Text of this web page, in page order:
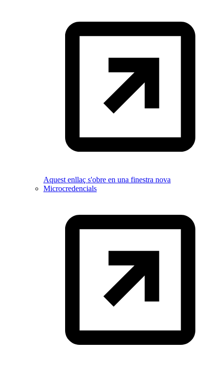
Aquest enllaç s'obre en una finestra nova
Microcredencials